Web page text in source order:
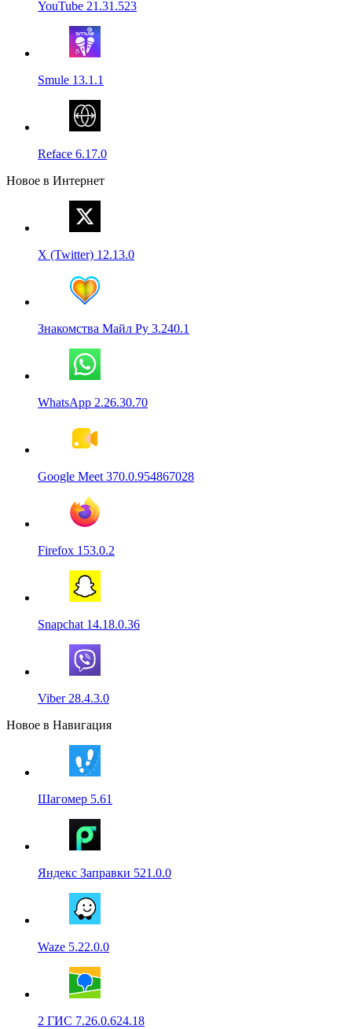
YouTube 21.31.523
Smule 13.1.1
Reface 6.17.0
Новое в Интернет
X (Twitter) 12.13.0
Знакомства Майл Ру 3.240.1
WhatsApp 2.26.30.70
Google Meet 370.0.954867028
Firefox 153.0.2
Snapchat 14.18.0.36
Viber 28.4.3.0
Новое в Навигация
Шагомер 5.61
Яндекс Заправки 521.0.0
Waze 5.22.0.0
2 ГИС 7.26.0.624.18